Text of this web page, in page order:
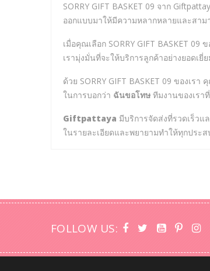
SORRY GIFT BASKET 09 จาก
ออกแบบมาให้มีความหลากหลายและสา
เมื่อคุณเลือก SORRY GIFT BASKET
เรามุ่งมั่นที่จะให้บริการลูกค้าอย่างยอดเ
ด้วย SORRY GIFT BASKET 09 ของเ
ในการบอกว่า ฉันขอโทษ ทีมงานของเร
Giftpattaya มีบริการจัดส่งที่รวดเร็วแ
ในรายละเอียดและพยายามทำให้ทุกประ
FOLLOW US: